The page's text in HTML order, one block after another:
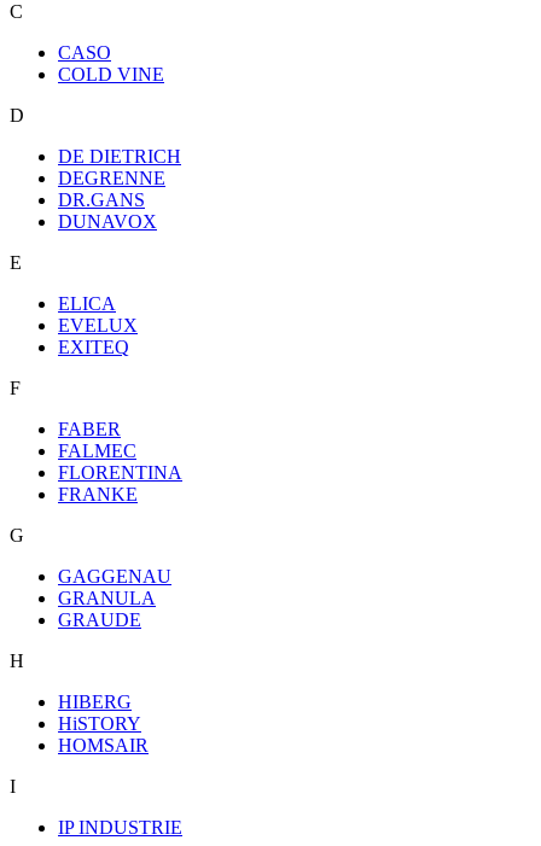
C
CASO
COLD VINE
D
DE DIETRICH
DEGRENNE
DR.GANS
DUNAVOX
E
ELICA
EVELUX
EXITEQ
F
FABER
FALMEC
FLORENTINA
FRANKE
G
GAGGENAU
GRANULA
GRAUDE
H
HIBERG
HiSTORY
HOMSAIR
I
IP INDUSTRIE